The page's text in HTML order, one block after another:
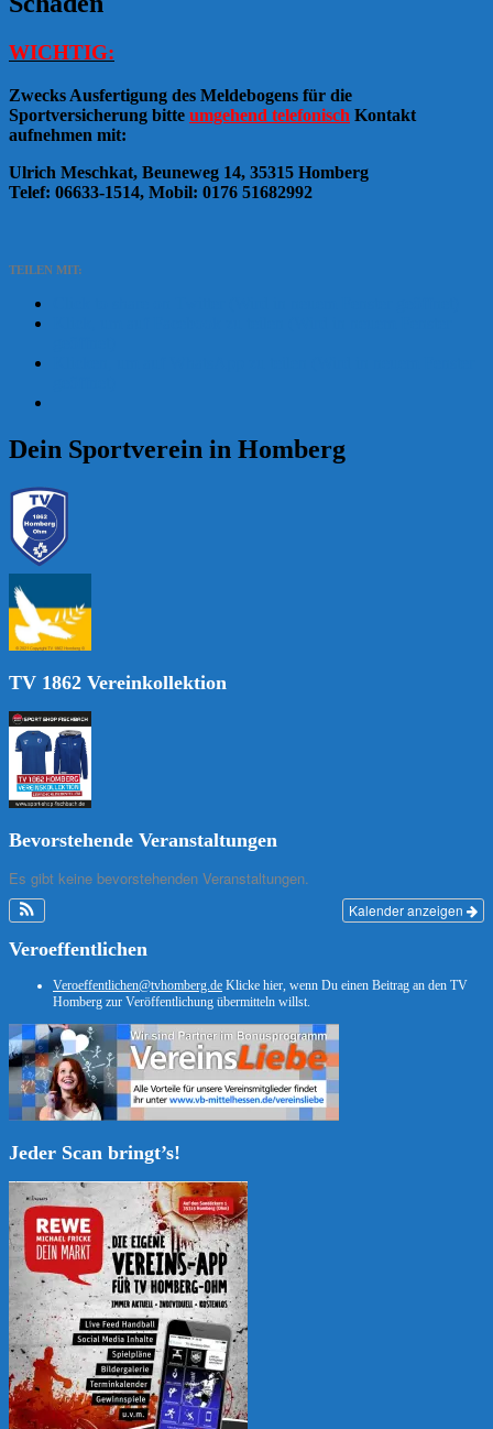
WICHTIG:
Zwecks Ausfertigung des Meldebogens für die
Sportversicherung bitte umgehend telefonisch Kontakt
aufnehmen mit:
Ulrich Meschkat, Beuneweg 14, 35315 Homberg
Telef: 06633-1514, Mobil: 0176 51682992
TEILEN MIT:
Dein Sportverein in Homberg
TV 1862 Vereinkollektion
Bevorstehende Veranstaltungen
Es gibt keine bevorstehenden Veranstaltungen.
Kalender anzeigen
Veroeffentlichen
Veroeffentlichen@tvhomberg.de Klicke hier, wenn Du einen Beitrag an den TV
Homberg zur Veröffentlichung übermitteln willst.
Jeder Scan bringt’s!